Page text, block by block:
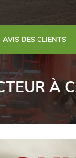
AVIS DES CLIENTS
À